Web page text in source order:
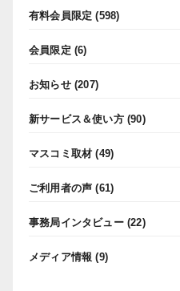
有料会員限定 (598)
会員限定 (6)
お知らせ(207)
新サービス＆使い方(90)
マスコミ取材 (49)
ご利用者の声 (61)
事務局インタビュー(22)
メディア情報 (9)